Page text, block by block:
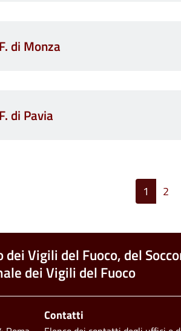
di Monza
di Pavia
1 2
Vigili del Fuoco, del
dei Vigili del Fuoco
Contatti